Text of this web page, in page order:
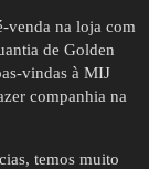
venda na loja com
de Golden
vindas à MIJ
companhia na
temos muito